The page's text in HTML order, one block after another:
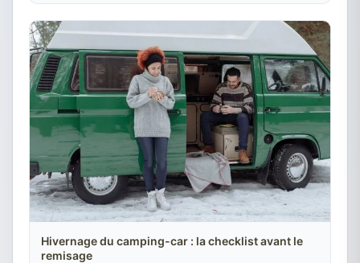
Hivernage du camping-car : la checklist avant le
remisage